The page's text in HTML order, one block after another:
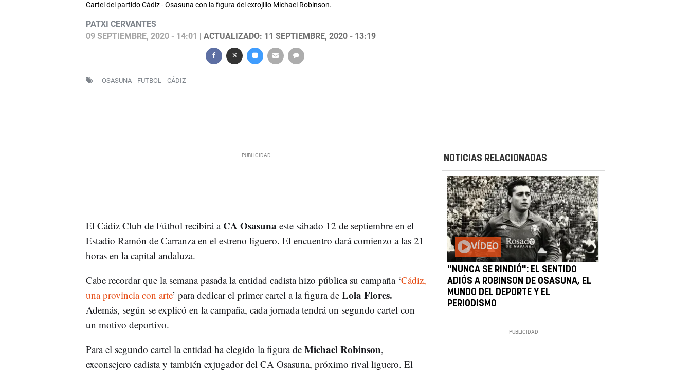
Cartel del partido Cádiz - Osasuna con la figura del exrojillo Michael Robinson.
PATXI CERVANTES
09 SEPTIEMBRE, 2020 - 14:01 | ACTUALIZADO: 11 SEPTIEMBRE, 2020 - 13:19
OSASUNA FUTBOL CÁDIZ
El Cádiz Club de Fútbol recibirá a CA Osasuna este sábado 12 de septiembre en el
Estadio Ramón de Carranza en el estreno liguero. El encuentro dará comienzo a las 21
horas en la capital andaluza.
Cabe recordar que la semana pasada la entidad cadista hizo pública su campaña ‘Cádiz,
una provincia con arte’ para dedicar el primer cartel a la figura deLola Flores.
Además, según se explicó en la campaña, cada jornada tendrá un segundo cartel con
un motivo deportivo.
Para el segundo cartel la entidad ha elegido la figura deMichael Robinson,
exconsejero cadista y también exjugador del CA Osasuna, próximo rival liguero. El
NOTICIAS RELACIONADAS
VÍDEO
"NUNCA SE RINDIÓ": EL SENTIDO
ADIÓS A ROBINSON DE OSASUNA, EL
MUNDO DEL DEPORTE Y EL
PERIODISMO